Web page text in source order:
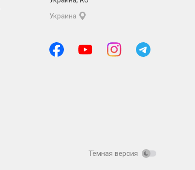
Украина
Тёмная версия